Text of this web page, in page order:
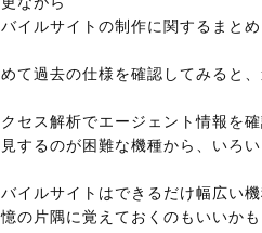
イルサイトの制作に関するまと
て過去の仕様を確認してみると
セス解析でエージェント情報を
するのが困難な機種から、いろい
イルサイトはできるだけ幅広い
の片隅に覚えておくのもいいかも